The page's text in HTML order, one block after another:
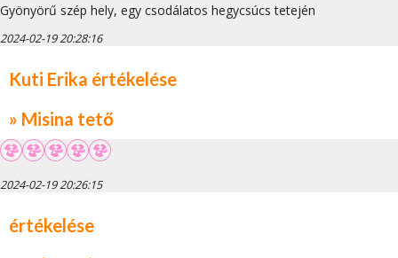
Gyönyörű szép hely, egy csodálatos hegycsúcs tetején
2024-02-19 20:28:16
Kuti Erika értékelése
» Misina tető
2024-02-19 20:26:15
értékelése